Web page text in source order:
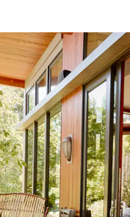
les parcourir ou en appuyant et en